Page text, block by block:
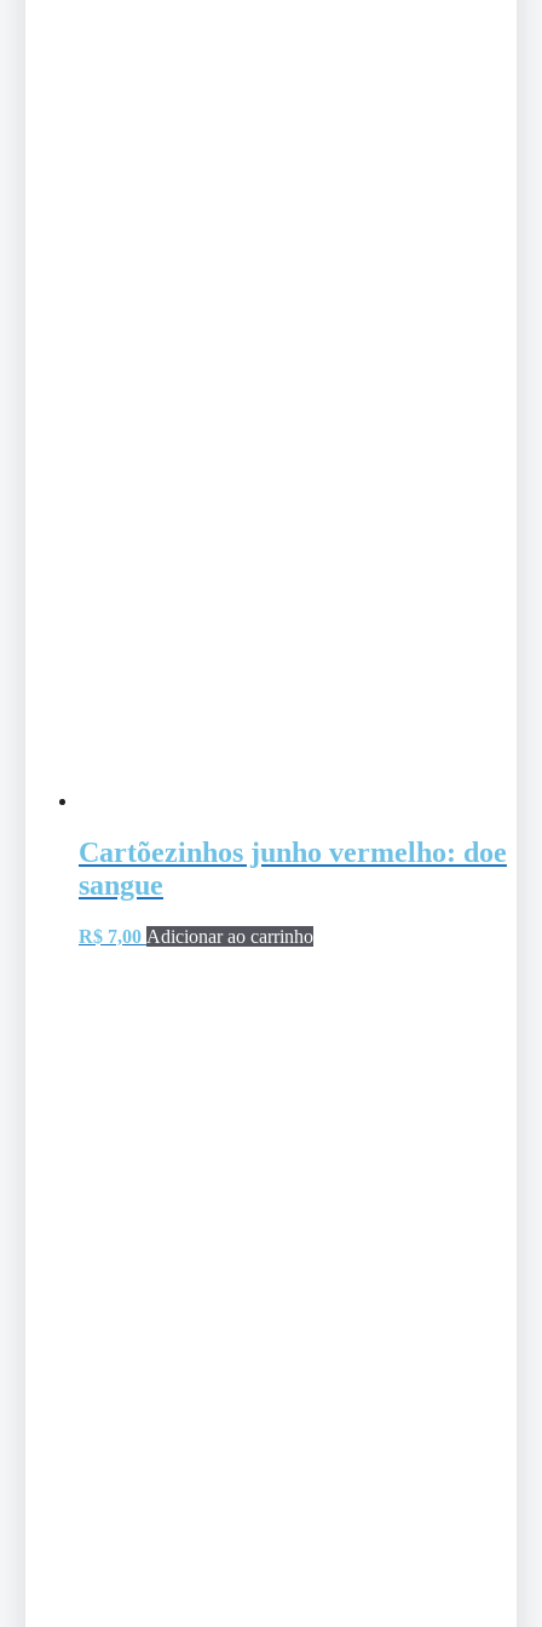
Cartõezinhos junho vermelho: doe
sangue
R$7,00 Adicionar ao carrinho